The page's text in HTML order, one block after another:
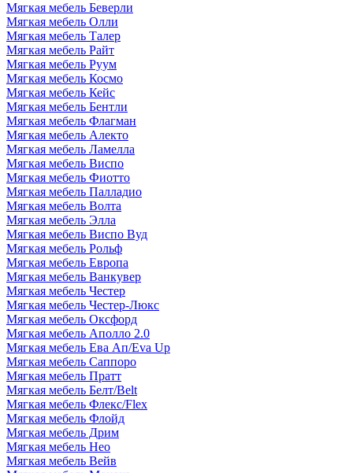
Мягкая мебель Беверли
Мягкая мебель Олли
Мягкая мебель Талер
Мягкая мебель Райт
Мягкая мебель Руум
Мягкая мебель Космо
Мягкая мебель Кейс
Мягкая мебель Бентли
Мягкая мебель Флагман
Мягкая мебель Алекто
Мягкая мебель Ламелла
Мягкая мебель Виспо
Мягкая мебель Фиотто
Мягкая мебель Палладио
Мягкая мебель Волта
Мягкая мебель Элла
Мягкая мебель Виспо Вуд
Мягкая мебель Рольф
Мягкая мебель Европа
Мягкая мебель Ванкувер
Мягкая мебель Честер
Мягкая мебель Честер-Люкс
Мягкая мебель Оксфорд
Мягкая мебель Аполло 2.0
Мягкая мебель Ева Ап/Eva Up
Мягкая мебель Саппоро
Мягкая мебель Пратт
Мягкая мебель Белт/Belt
Мягкая мебель Флекс/Flex
Мягкая мебель Флойд
Мягкая мебель Дрим
Мягкая мебель Нео
Мягкая мебель Вейв